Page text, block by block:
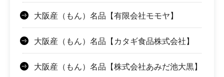
大阪産（もん）名品【有限会社モモヤ】
大阪産（もん）名品【カタギ食品株式会社】
大阪産（もん）名品【株式会社あみだ池大黒】